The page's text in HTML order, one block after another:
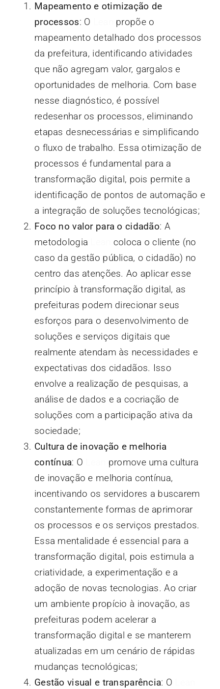
Mapeamento e otimização de
processos: O
propõe o
mapeamento detalhado dos processos
da prefeitura, identificando atividades
que não agregam valor, gargalos e
oportunidades de melhoria. Com base
nesse diagnóstico, é possível
redesenhar os processos, eliminando
etapas desnecessárias e simplificando
o fluxo de trabalho. Essa otimização de
processos é fundamental para a
transformação digital, pois permite a
identificação de pontos de automação e
a integração de soluções tecnológicas;
Foco no valor para o cidadão: A
metodologia
coloca o cliente (no
caso da gestão pública, o cidadão) no
centro das atenções. Ao aplicar esse
princípio à transformação digital, as
prefeituras podem direcionar seus
esforços para o desenvolvimento de
soluções e serviços digitais que
realmente atendam às necessidades e
expectativas dos cidadãos. Isso
envolve a realização de pesquisas, a
análise de dados e a cocriação de
soluções com a participação ativa da
sociedade;
Cultura de inovação e melhoria
contínua: O
promove uma cultura
de inovação e melhoria contínua,
incentivando os servidores a buscarem
constantemente formas de aprimorar
os processos e os serviços prestados.
Essa mentalidade é essencial para a
transformação digital, pois estimula a
criatividade, a experimentação e a
adoção de novas tecnologias. Ao criar
um ambiente propício à inovação, as
prefeituras podem acelerar a
transformação digital e se manterem
atualizadas em um cenário de rápidas
mudanças tecnológicas;
Gestão visual e transparência: O